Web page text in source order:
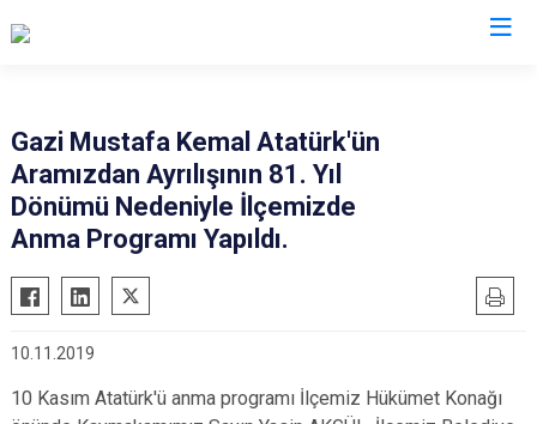
Akçaabat
Araklı
Beşikdüzü
Dernekpazarı
Köprübaşı
Vakfıkebir
Gazi Mustafa Kemal Atatürk'ün
Aramızdan Ayrılışının 81. Yıl
Dönümü Nedeniyle İlçemizde
Anma Programı Yapıldı.
10.11.2019
10 Kasım Atatürk'ü anma programı İlçemiz Hükümet Konağı